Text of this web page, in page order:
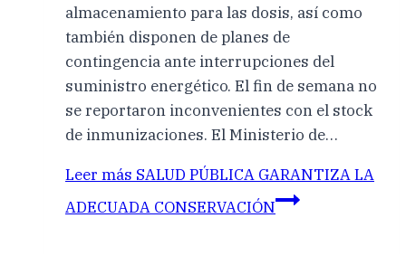
almacenamiento para las dosis, así como
también disponen de planes de
contingencia ante interrupciones del
suministro energético. El fin de semana no
se reportaron inconvenientes con el stock
de inmunizaciones. El Ministerio de…
Leer más SALUD PÚBLICA GARANTIZA LA
ADECUADA CONSERVACIÓN